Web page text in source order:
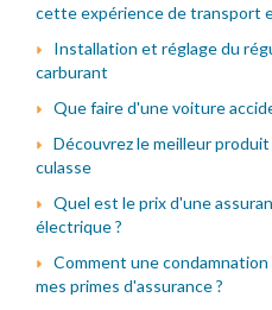
cette expérience de transport
Installation et réglage du
carburant
Que faire d'une voiture
Découvrez le meilleur
culasse
Quel est le prix d'une
électrique ?
Comment une
mes primes d'assurance ?